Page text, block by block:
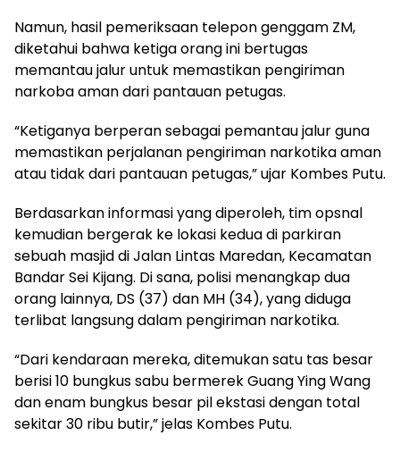
Namun, hasil pemeriksaan telepon genggam ZM,
diketahui bahwa ketiga orang ini bertugas
memantau jalur untuk memastikan pengiriman
narkoba aman dari pantauan petugas.
“Ketiganya berperan sebagai pemantau jalur guna
memastikan perjalanan pengiriman narkotika aman
atau tidak dari pantauan petugas,” ujar Kombes Putu.
Berdasarkan informasi yang diperoleh, tim opsnal
kemudian bergerak ke lokasi kedua di parkiran
sebuah masjid di Jalan Lintas Maredan, Kecamatan
Bandar Sei Kijang. Di sana, polisi menangkap dua
orang lainnya, DS (37) dan MH (34), yang diduga
terlibat langsung dalam pengiriman narkotika.
“Dari kendaraan mereka, ditemukan satu tas besar
berisi 10 bungkus sabu bermerek Guang Ying Wang
dan enam bungkus besar pil ekstasi dengan total
sekitar 30 ribu butir,” jelas Kombes Putu.